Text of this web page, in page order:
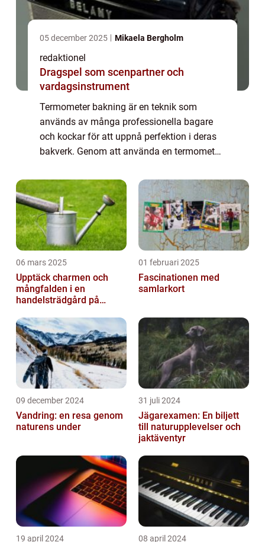
05 december 2025 Mikaela Bergholm
redaktionel
Dragspel som scenpartner och
vardagsinstrument
Termometer bakning är en teknik som
används av många professionella bagare
och kockar för att uppnå perfektion i deras
bakverk. Genom att använda en termometer
tillagade till rätt temperatur, vilket ger bästa
möjl...
06 mars 2025
Upptäck charmen och
mångfalden i en
handelsträdgård på
01 februari 2025
Fascinationen med
samlarkort
09 december 2024
Vandring: en resa genom
naturens under
31 juli 2024
Jägarexamen: En biljett
till naturupplevelser och
jaktäventyr
19 april 2024 08 april 2024